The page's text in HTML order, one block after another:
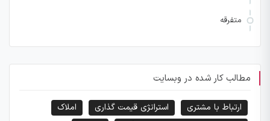
متفرقه
مطالب کار شده در وبسایت
ارتباط با مشتری استراتژی قیمت گذاری
املاک